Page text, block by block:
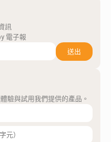
訊
電子報
送出
驗與試用我們提供的產品。